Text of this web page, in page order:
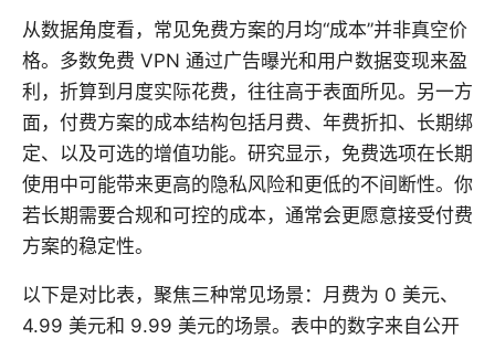
从数据角度看，常见免费方案的月均“成本”并非真空价
格。多数免费 VPN 通过广告曝光和用户数据变现来盈
利，折算到月度实际花费，往往高于表面所见。另一方
面，付费方案的成本结构包括月费、年费折扣、长期绑
定、以及可选的增值功能。研究显示，免费选项在长期
使用中可能带来更高的隐私风险和更低的不间断性。你
若长期需要合规和可控的成本，通常会更愿意接受付费
方案的稳定性。
以下是对比表，聚焦三种常见场景：月费为 0 美元、
4.99 美元和 9.99 美元的场景。表中的数字来自公开